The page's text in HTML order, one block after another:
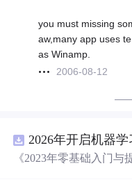
you must missing
aw,many app uses
as Winamp.
2006-08-12
2026年开启机器
《2023年零基础入门